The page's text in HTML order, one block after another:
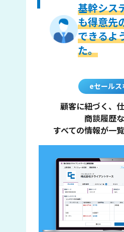
基幹シス
も得意先
できるよ
た。
eセールス
顧客に紐づく、仕
商談履歴
すべての情報が一